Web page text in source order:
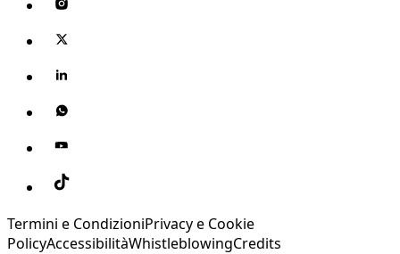
Termini e CondizioniPrivacy e Cookie
PolicyAccessibilitàWhistleblowingCredits